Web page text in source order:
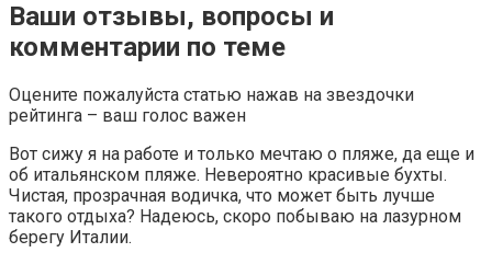
Ваши отзывы, вопросы и
комментарии по теме
Оцените пожалуйста статью нажав на звездочки
рейтинга – ваш голос важен
Вот сижу я на работе и только мечтаю о пляже, да еще и
об итальянском пляже. Невероятно красивые бухты.
Чистая, прозрачная водичка, что может быть лучше
такого отдыха? Надеюсь, скоро побываю на лазурном
берегу Италии.